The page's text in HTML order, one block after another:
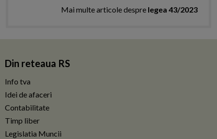
Mai multe articole despre legea 43/2023
Din reteaua RS
Info tva
Idei de afaceri
Contabilitate
Timp liber
Legislatia Muncii